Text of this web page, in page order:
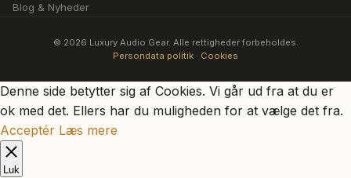
Blog & Nyheder
© 2026 Luxury Audio Gear. Alle rettigheder forbeholdes.
Persondata politik · Cookies
Denne side betytter sig af Cookies. Vi går ud fra at du er
ok med det. Ellers har du muligheden for at vælge det fra.
Acceptér Læs mere
Luk